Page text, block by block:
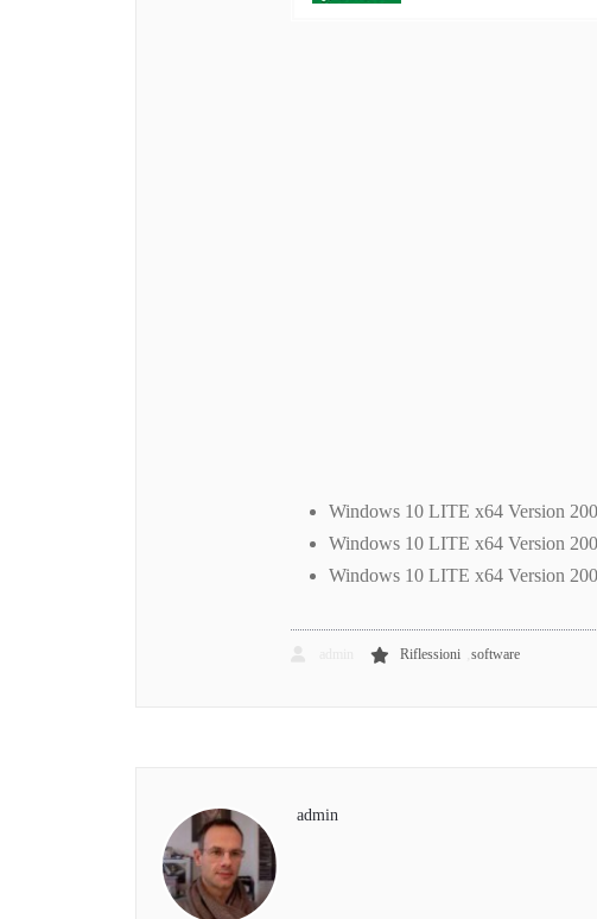
Windows 10 LITE x64 Version
Windows 10 LITE x64 Version
Windows 10 LITE x64 Version
Riflessioni ,software
admin